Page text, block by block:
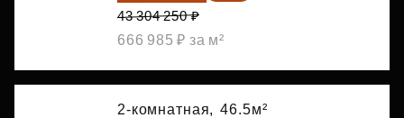
43 304 250 ₽
666 985 ₽ за м²
2-комнатная, 46.5м²